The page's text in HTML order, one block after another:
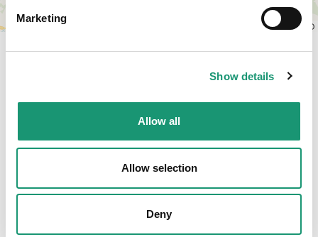
Marketing
Show details
Allow all
Allow selection
Deny
© OpenStreetMap contributors, © CARTO
Öffnungszeiten und Tarife
Öffnungszeiten
Keine Öffnungszeiten